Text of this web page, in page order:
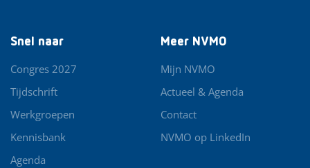
Snel naar
Congres 2027
Tijdschrift
Werkgroepen
Kennisbank
Agenda
Meer NVMO
Mijn NVMO
Actueel & Agenda
Contact
NVMO op LinkedIn